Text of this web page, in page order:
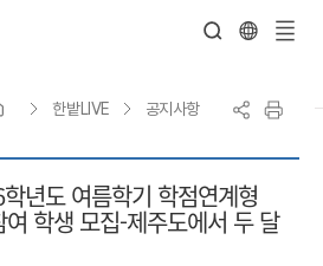
한밭LIVE 공지사항
도 여름학기 학점연계형
학생 모집-제주도에서 두 달